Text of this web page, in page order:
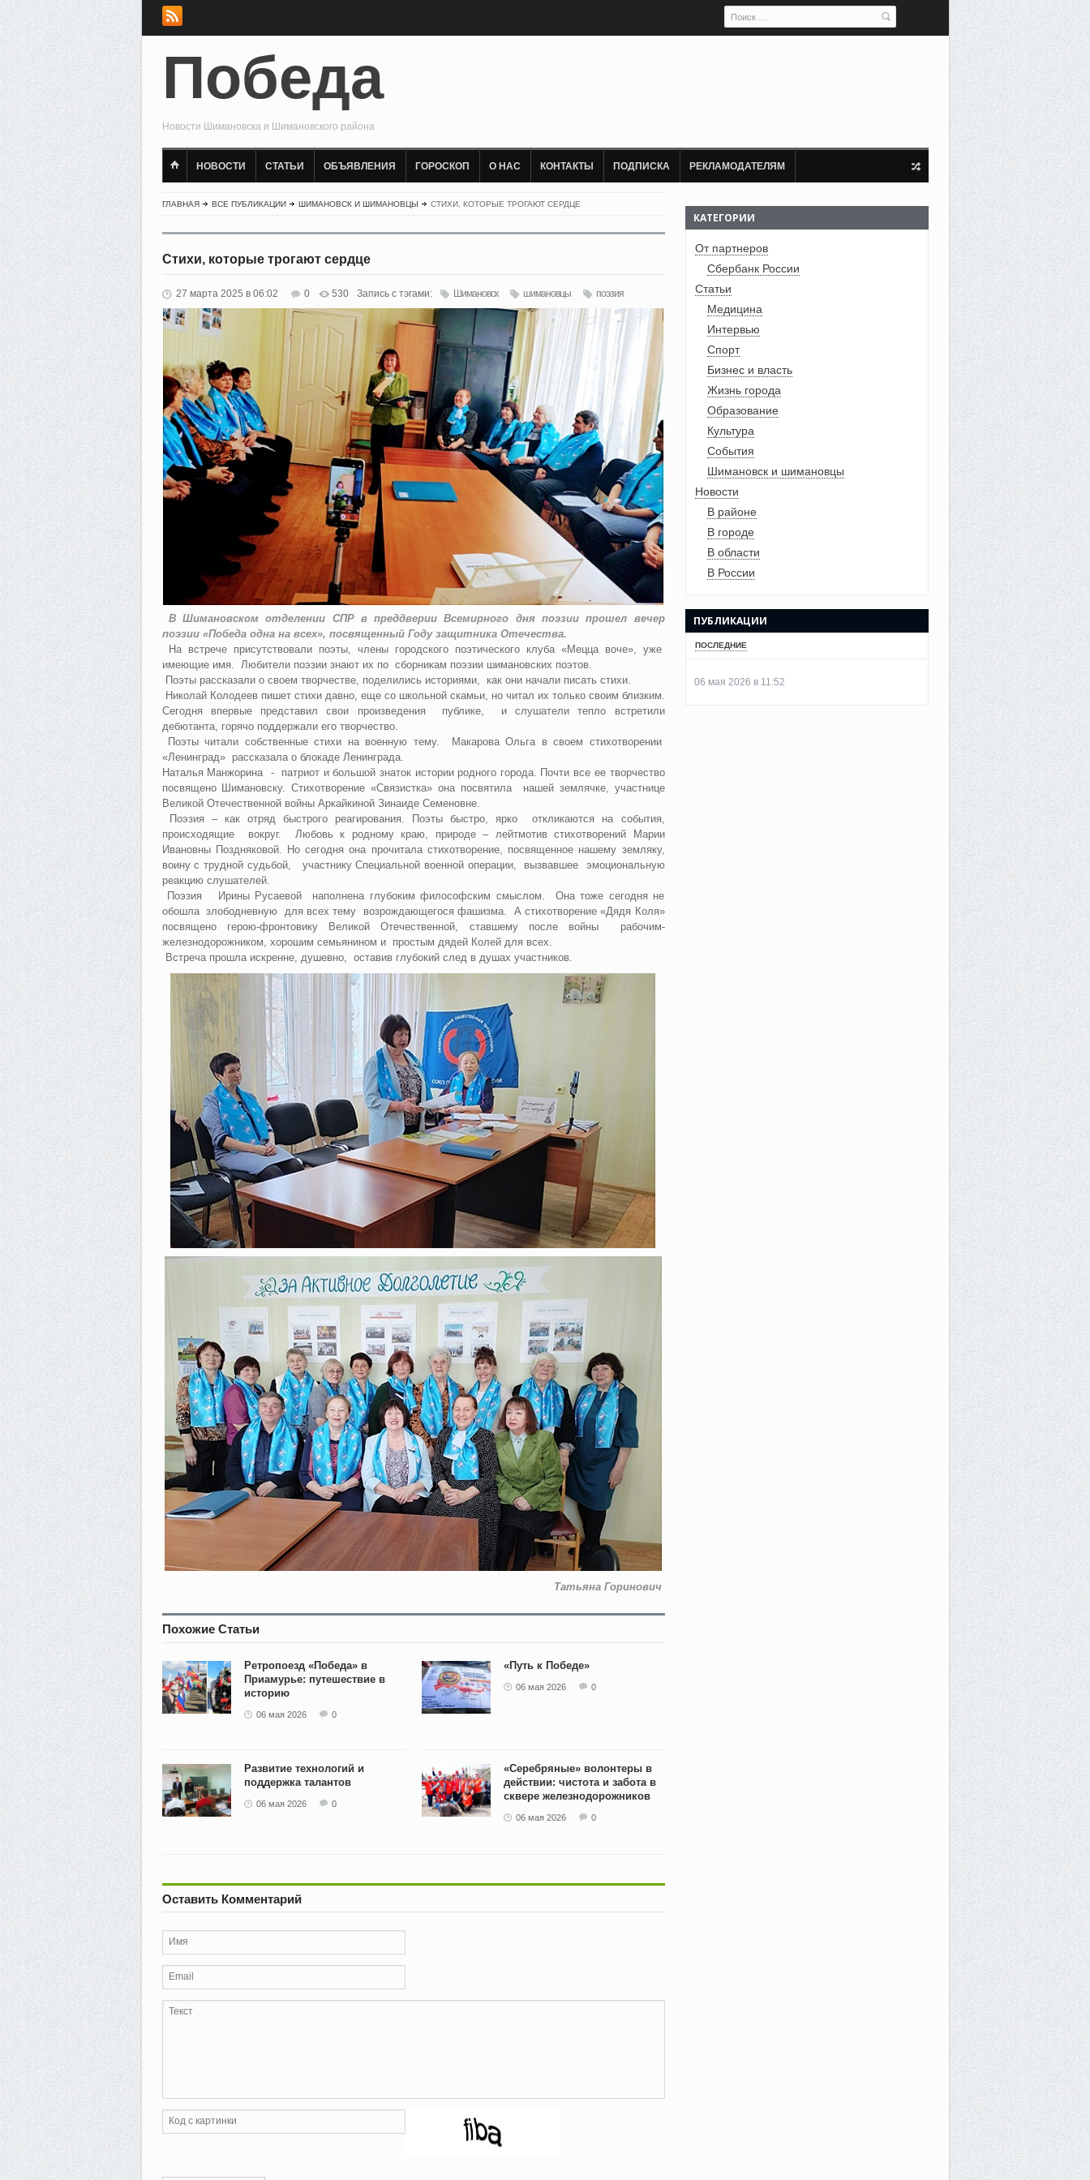
Победа
Новости Шимановска и Шимановского района
НОВОСТИ СТАТЬИ ОБЪЯВЛЕНИЯ ГОРОСКОП О НАС КОНТАКТЫ ПОДПИСКА РЕКЛАМОДАТЕЛЯМ
ГЛАВНАЯ ВСЕ ПУБЛИКАЦИИ ШИМАНОВСК И ШИМАНОВЦЫ СТИХИ, КОТОРЫЕ ТРОГАЮТ СЕРДЦЕ
Стихи, которые трогают сердце
27 марта 2025 в 06:02 0 530 Запись с тэгами: Шимановск шимановцы поэзия
В Шимановском отделении СПР в преддверии Всемирного дня поэзии прошел вечер
поэзии «Победа одна на всех», посвященный Году защитника Отечества.
На встрече присутствовали поэты, члены городского поэтического клуба «Мецца воче», уже
имеющие имя. Любители поэзии знают их по сборникам поэзии шимановских поэтов.
Поэты рассказали о своем творчестве, поделились историями, как они начали писать стихи.
Николай Колодеев пишет стихи давно, еще со школьной скамьи, но читал их только своим близким.
Сегодня впервые представил свои произведения публике, и слушатели тепло встретили
дебютанта, горячо поддержали его творчество.
Поэты читали собственные стихи на военную тему. Макарова Ольга в своем стихотворении
«Ленинград» рассказала о блокаде Ленинграда.
Наталья Манжорина - патриот и большой знаток истории родного города. Почти все ее творчество
посвящено Шимановску. Стихотворение «Связистка» она посвятила нашей землячке, участнице
Великой Отечественной войны Аркайкиной Зинаиде Семеновне.
Поэзия – как отряд быстрого реагирования. Поэты быстро, ярко откликаются на события,
происходящие вокруг. Любовь к родному краю, природе – лейтмотив стихотворений Марии
Ивановны Поздняковой. Но сегодня она прочитала стихотворение, посвященное нашему земляку,
воину с трудной судьбой, участнику Специальной военной операции, вызвавшее эмоциональную
реакцию слушателей.
Поэзия Ирины Русаевой наполнена глубоким философским смыслом. Она тоже сегодня не
обошла злободневную для всех тему возрождающегося фашизма. А стихотворение «Дядя Коля»
посвящено герою-фронтовику Великой Отечественной, ставшему после войны рабочим-
железнодорожником, хорошим семьянином и простым дядей Колей для всех.
Встреча прошла искренне, душевно, оставив глубокий след в душах участников.
Татьяна Горинович
Похожие Статьи
Ретропоезд «Победа» в
Приамурье: путешествие в
историю
06 мая 2026 0
«Путь к Победе»
06 мая 2026 0
Развитие технологий и
поддержка талантов
06 мая 2026 0
«Серебряные» волонтеры в
действии: чистота и забота в
сквере железнодорожников
06 мая 2026 0
Оставить Комментарий
КАТЕГОРИИ
От партнеров
Сбербанк России
Статьи
Медицина
Интервью
Спорт
Бизнес и власть
Жизнь города
Образование
Культура
События
Шимановск и шимановцы
Новости
В районе
В городе
В области
В России
ПУБЛИКАЦИИ
ПОСЛЕДНИЕ
06 мая 2026 в 11:52